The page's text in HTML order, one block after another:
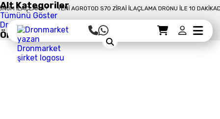
! YENI AGROTOD S70 ZIRAI İLAÇLAMA DRONU İLE 10 DAKIKADA 50 DÖNÜM
Sepet
Sepet Detayı Ödemeye Geç
Alt Kategoriler
Tümünü Göster
Drone Malzemeleri
Öne Çıkan Ürün